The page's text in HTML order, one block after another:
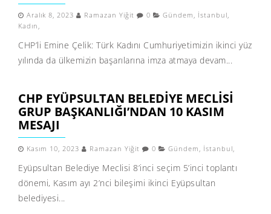
Aralık 8, 2023 Ramazan Yiğit 0 Gündem , İstanbul,
Kadın ,
CHP’li Emine Çelik: Türk Kadını Cumhuriyetimizin ikinci yüz
yılında da ülkemizin başarılarına imza atmaya devam...
CHP EYÜPSULTAN BELEDIYE MECLISI
GRUP BAŞKANLIĞI’NDAN 10 KASIM
MESAJI
Kasım 10, 2023 Ramazan Yiğit 0 Gündem , İstanbul,
Eyüpsultan Belediye Meclisi 8’inci seçim 5’inci toplantı
dönemi, Kasım ayı 2’nci bileşimi ikinci Eyüpsultan
belediyesi...